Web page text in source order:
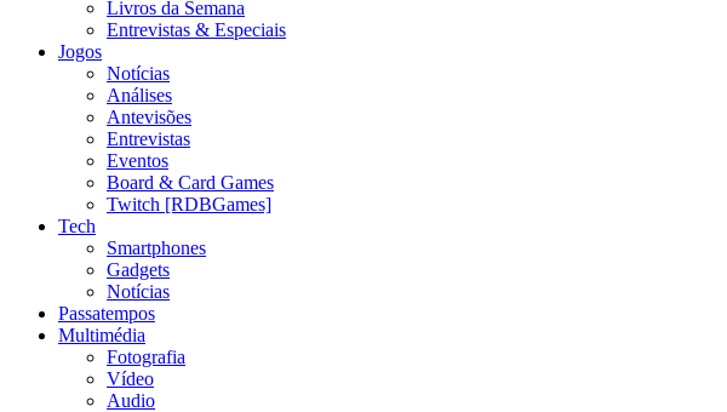
Livros da Semana
Entrevistas & Especiais
Jogos
Notícias
Análises
Antevisões
Entrevistas
Eventos
Board & Card Games
Twitch [RDBGames]
Tech
Smartphones
Gadgets
Notícias
Passatempos
Multimédia
Fotografia
Vídeo
Audio